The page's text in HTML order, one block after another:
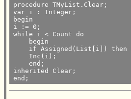
procedure TMyList.Clear;
var i : Integer;
begin
i := 0;
while i < Count do
    begin
if Assigned(List[i]) then
    Inc(i);
    end;
inherited Clear;
end;